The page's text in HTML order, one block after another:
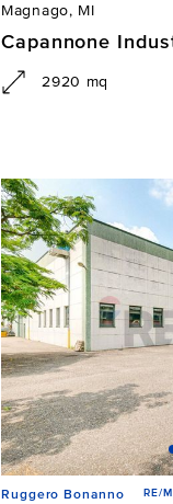
Magnago, MI
Capannone
2920 mq
Ruggero Bonanno RE/